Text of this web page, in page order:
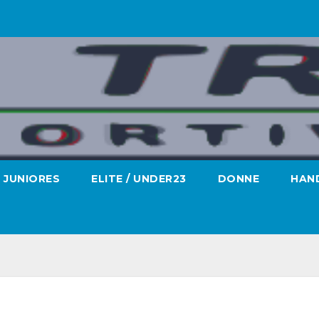
JUNIORES ELITE / UNDER23 DONNE